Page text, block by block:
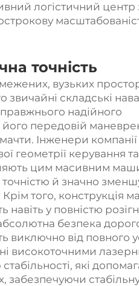
логістичний
точність
вузьких
звичайні складські
надійного
передовій
Інженери
геометрії керування та
цим масивним
й значно
того, конструкція
у повністю
абсолютна безпека
виключно від повного
високоточними
які
забезпечуючи